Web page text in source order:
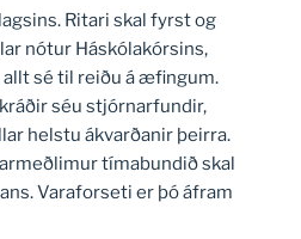
Ritari skal fyrst og
nótur Háskólakórsins,
allt sé til reiðu á æfingum.
séu stjórnarfundir,
helstu ákvarðanir þeirra.
tímabundið skal
Varaforseti er þó áfram